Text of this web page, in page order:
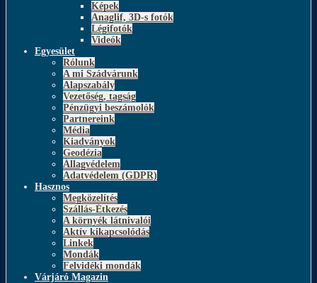
Képek
Anaglif, 3D-s fotók
Légifotók
Videók
Egyesület
Rólunk
A mi Szádvárunk
Alapszabály
Vezetőség, tagság
Pénzügyi beszámolók
Partnereink
Média
Kiadványok
Geodézia
Állagvédelem
Adatvédelem (GDPR)
Hasznos
Megközelítés
Szállás-Étkezés
A környék látnivalói
Aktív kikapcsolódás
Linkek
Mondák
Felvidéki mondák
Várjáró Magazin